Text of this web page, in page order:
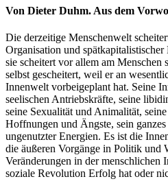
Von Dieter Duhm. Aus dem
Die derzeitige Menschenwelt
Organisation und
sie scheitert vor allem am Menschen
selbst gescheitert, weil er an
Innenwelt vorbeigeplant hat. Seine
seelischen Antriebskräfte, seine
seine Sexualität und Animalität,
Hoffnungen und Ängste, sein
ungenutzter Energien. Es ist die
die äußeren Vorgänge in Politik und
Veränderungen in der menschlichen
soziale Revolution Erfolg hat oder